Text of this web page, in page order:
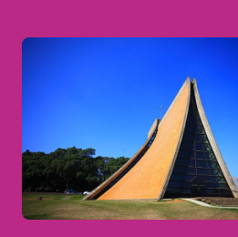
開啟了現代科技的時代。
將化身為小小科學家，走進神奇的
透過有趣的實驗與動手操作，從電
的基本原理到創意小發明，讓孩子
一步步體驗從想像到實作、從好奇
到創造的科學樂趣。
⚡ 孩子不只是看實驗，而是親手